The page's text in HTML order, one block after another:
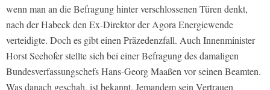
wenn man an die Befragung hinter verschlossenen Türen denkt,
nach der Habeck den Ex-Direktor der Agora Energiewende
verteidigte. Doch es gibt einen Präzedenzfall. Auch Innenminister
Horst Seehofer stellte sich bei einer Befragung des damaligen
Bundesverfassungschefs Hans-Georg Maaßen vor seinen Beamten.
Was danach geschah, ist bekannt. Jemandem sein Vertrauen